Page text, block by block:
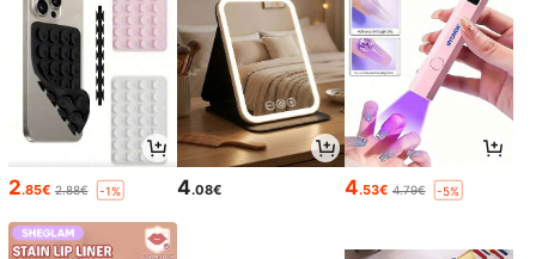
2.85€ 2.88€ -1% 4.08€ 4.53€ 4.79€ -5%